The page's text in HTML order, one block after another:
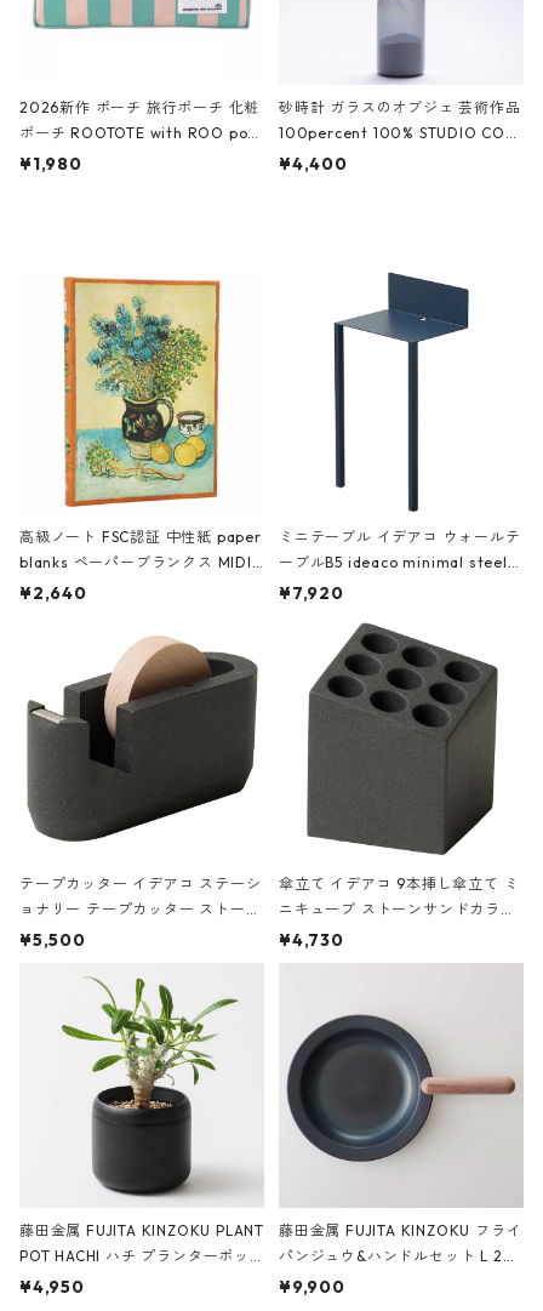
2026新作 ポーチ 旅行ポーチ 化粧
ポーチ ROOTOTE with ROO pou
ch 3532 ルートート WR.ポーチ.ラ
¥1,980
砂時計 ガラスのオブジェ 芸術作品
100percent 100% STUDIO COH
AKU Timeless 100パーセント ス
¥4,400
高級ノート FSC認証 中性紙 paper
blanks ペーパーブランクス MIDI
ハードカバー 罫線 ヴァン・ゴッホ
¥2,640
ミニテーブル イデアコ ウォールテ
ーブルB5 ideaco minimal steel f
urniture WALL Table B5 ネイビー
¥7,920
テープカッター イデアコ ステーシ
ョナリー テープカッター ストーン
サンドカラー 石調 ideaco Station
¥5,500
傘立て イデアコ 9本挿し傘立て ミ
ニキューブ ストーンサンドカラー
石調 ideaco Umbrella Stand CUB
E ストーンサンドブラック
¥4,730
藤田金属 FUJITA KINZOKU PLANT
POT HACHI ハチ プランターポッ
ト 3号 ブラック
¥4,950
藤田金属 FUJITA KINZOKU フライ
パンジュウ&ハンドルセット L 24c
m ガス火・IH対応 鉄フライパン
¥9,900